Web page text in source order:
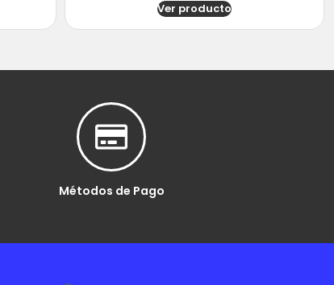
Ver producto
Métodos de Pago